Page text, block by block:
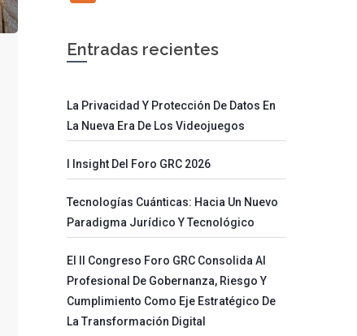
Entradas recientes
La Privacidad Y Protección De Datos En
La Nueva Era De Los Videojuegos
I Insight Del Foro GRC 2026
Tecnologías Cuánticas: Hacia Un Nuevo
Paradigma Jurídico Y Tecnológico
El II Congreso Foro GRC Consolida Al
Profesional De Gobernanza, Riesgo Y
Cumplimiento Como Eje Estratégico De
La Transformación Digital